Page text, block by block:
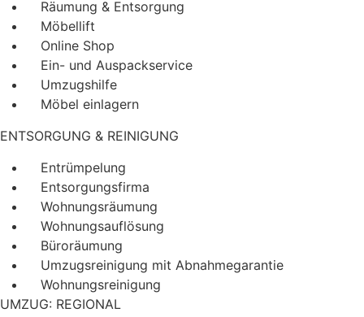
Räumung & Entsorgung
Möbellift
Online Shop
Ein- und Auspackservice
Umzugshilfe
Möbel einlagern
ENTSORGUNG & REINIGUNG
Entrümpelung
Entsorgungsfirma
Wohnungsräumung
Wohnungsauflösung
Büroräumung
Umzugsreinigung mit Abnahmegarantie
Wohnungsreinigung
UMZUG: REGIONAL